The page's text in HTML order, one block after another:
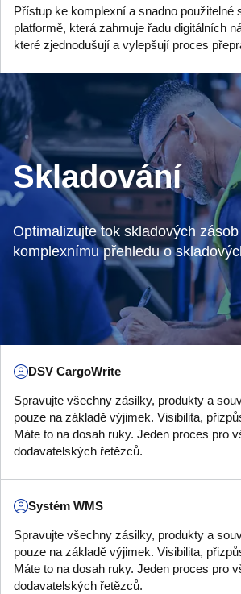
Přístup ke komplexní a snadno použitelné
platformě, která zahrnuje řadu digitálních
které zjednodušují a vylepšují proces
Skladování
Optimalizujte tok skladových
komplexnímu přehledu o
DSV CargoWrite
Spravujte všechny zásilky, produkty a
pouze na základě výjimek. Visibilita,
Máte to na dosah ruky. Jeden proces pro
dodavatelských řetězců.
Systém WMS
Spravujte všechny zásilky, produkty a
pouze na základě výjimek. Visibilita,
Máte to na dosah ruky. Jeden proces pro
dodavatelských řetězců.